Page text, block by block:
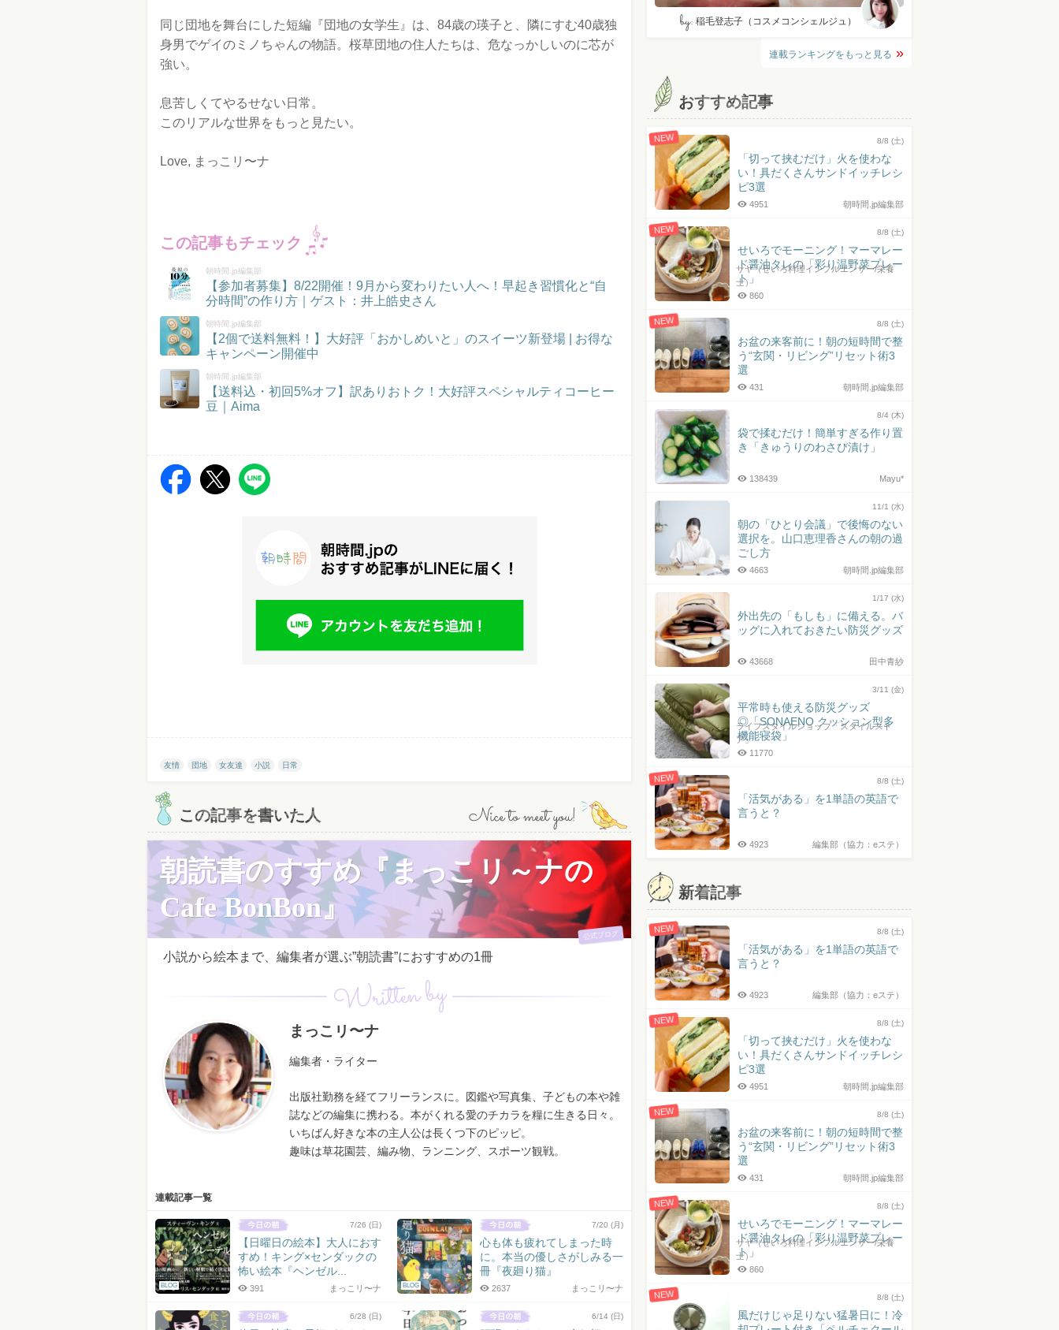
同じ団地を舞台にした短編『団地の女学生』は、84歳の瑛子と、隣にすむ40歳独
身男でゲイのミノちゃんの物語。桜草団地の住人たちは、危なっかしいのに芯が
強い。
息苦しくてやるせない日常。
このリアルな世界をもっと見たい。
Love, まっこリ〜ナ
この記事もチェック
朝時間.jp編集部
【参加者募集】8/22開催！9月から変わりたい人へ！早起き習慣化と“自
分時間”の作り方｜ゲスト：井上皓史さん
朝時間.jp編集部
【2個で送料無料！】大好評「おかしめいと」のスイーツ新登場 | お得な
キャンペーン開催中
朝時間.jp編集部
【送料込・初回5%オフ】訳ありおトク！大好評スペシャルティコーヒー
豆｜Aima
友情 団地 女友達 小説 日常
この記事を書いた人 Nice to meet you!
朝読書のすすめ『まっこリ～ナの
Cafe BonBon』
公式ブログ
小説から絵本まで、編集者が選ぶ”朝読書”におすすめの1冊
Written by
まっこリ〜ナ
編集者・ライター
出版社勤務を経てフリーランスに。図鑑や写真集、子どもの本や雑
誌などの編集に携わる。本がくれる愛のチカラを糧に生きる日々。
いちばん好きな本の主人公は長くつ下のピッピ。
趣味は草花園芸、編み物、ランニング、スポーツ観戦。
連載記事一覧
BLOG
7/26 (日)
【日曜日の絵本】大人におす
すめ！キング×センダックの
怖い絵本『ヘンゼル...
まっこリ〜ナ
391 BLOG
7/20 (月)
心も体も疲れてしまった時
に。本当の優しさがしみる一
冊『夜廻り猫』
まっこリ〜ナ
2637
6/28 (日) 6/14 (日)
by: 稲毛登志子（コスメコンシェルジュ）
連載ランキングをもっと見る
おすすめ記事
NEW 8/8 (土)
「切って挟むだけ」火を使わな
い！具だくさんサンドイッチレシ
ピ3選
朝時間.jp編集部
4951
NEW 8/8 (土)
せいろでモーニング！マーマレー
ド醤油タレの「彩り温野菜プレー
ト」
サヤ（せいろ料理インフルエンサー/栄養
士）
860
NEW 8/8 (土)
お盆の来客前に！朝の短時間で整
う“玄関・リビング”リセット術3
選
朝時間.jp編集部
431
8/4 (木)
袋で揉むだけ！簡単すぎる作り置
き「きゅうりのわさび漬け」
Mayu*
138439
11/1 (水)
朝の「ひとり会議」で後悔のない
選択を。山口恵理香さんの朝の過
ごし方
朝時間.jp編集部
4663
1/17 (水)
外出先の「もしも」に備える。バ
ッグに入れておきたい防災グッズ
田中青紗
43668
3/11 (金)
平常時も使える防災グッズ
◎「SONAENO クッション型多
機能寝袋」
ライフスタイルショップ「スタイルスト
ア」
11770
NEW 8/8 (土)
「活気がある」を1単語の英語で
言うと？
編集部（協力：eステ）
4923
新着記事
NEW 8/8 (土)
「活気がある」を1単語の英語で
言うと？
編集部（協力：eステ）
4923
NEW 8/8 (土)
「切って挟むだけ」火を使わな
い！具だくさんサンドイッチレシ
ピ3選
朝時間.jp編集部
4951
NEW 8/8 (土)
お盆の来客前に！朝の短時間で整
う“玄関・リビング”リセット術3
選
朝時間.jp編集部
431
NEW 8/8 (土)
せいろでモーニング！マーマレー
ド醤油タレの「彩り温野菜プレー
ト」
サヤ（せいろ料理インフルエンサー/栄養
士）
860
NEW 8/8 (土)
風だけじゃ足りない猛暑日に！冷